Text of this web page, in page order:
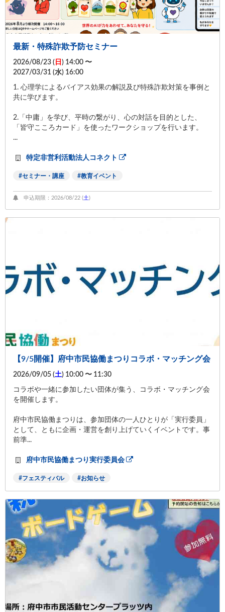
最新・特殊詐欺予防セミナー
2026/08/23 ( 日 ) 14:00 〜
2027/03/31 (水) 16:00
1. 心理学によるバイアス効果の解説及び特殊詐欺対策を事例と
共に学びます。
2.「中庸」を学び、平時の繋がり、心の対話を目的とした、
「皆守こころカード」を使ったワークショップを行います。
...
特定非営利活動法人コネクト
セミナー・講座 教育イベント
申込期限：2026/08/22 (土)
【9/5開催】府中市民協働まつりコラボ・マッチング会
2026/09/05 (土) 10:00 〜 11:30
コラボや一緒に参加したい団体が集う、コラボ・マッチング会
を開催します。
府中市民協働まつりは、参加団体の一人ひとりが「実行委員」
として、ともに企画・運営を創り上げていくイベントです。事
前準...
府中市民協働まつり実行委員会
フェスティバル お知らせ